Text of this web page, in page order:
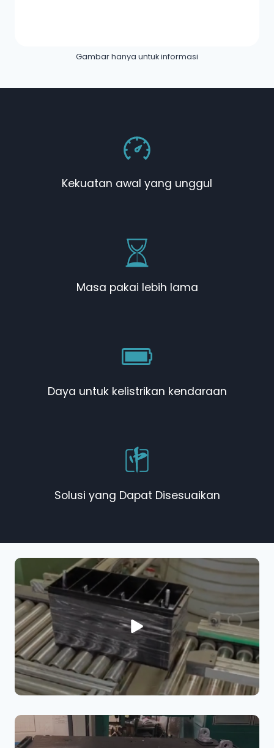
Gambar hanya untuk informasi
Kekuatan awal yang unggul
Masa pakai lebih lama
Daya untuk kelistrikan kendaraan
Solusi yang Dapat Disesuaikan